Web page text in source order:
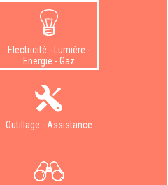
Electricité - Lumière -
Energie - Gaz
Outillage - Assistance